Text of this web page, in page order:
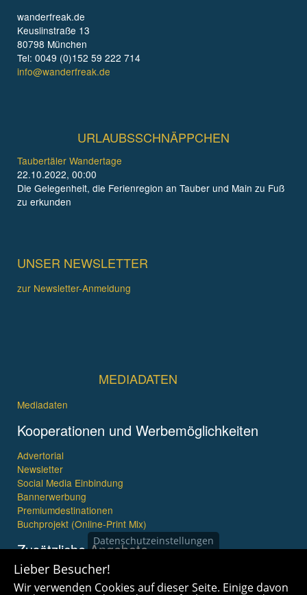
wanderfreak.de
Keuslinstraße 13
80798 München
Tel: 0049 (0)152 59 222 714
info@wanderfreak.de
URLAUBSSCHNÄPPCHEN
Taubertäler Wandertage
22.10.2022, 00:00
Die Gelegenheit, die Ferienregion an Tauber und Main zu Fuß
zu erkunden
UNSER NEWSLETTER
zur Newsletter-Anmeldung
MEDIADATEN
Mediadaten
Kooperationen und Werbemöglichkeiten
Advertorial
Newsletter
Social Media Einbindung
Bannerwerbung
Premiumdestinationen
Buchprojekt (Online-Print Mix)
Zusätzliche Angebote
Imagefilme und mehr
360° x 360° Fotografie
Datenschutzeinstellungen
Lieber Besucher!
Wir verwenden Cookies auf dieser Seite. Einige davon